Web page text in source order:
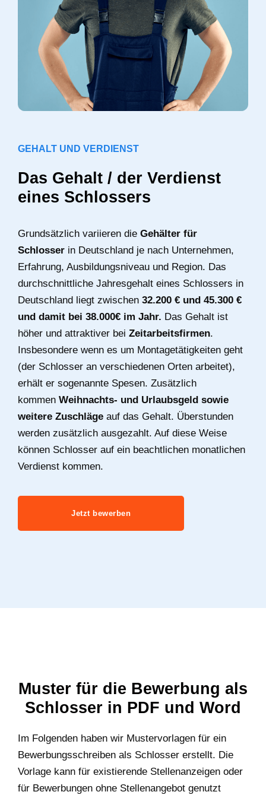
GEHALT UND VERDIENST
Das Gehalt / der Verdienst
eines Schlossers
Grundsätzlich variieren die Gehälter für
Schlosser in Deutschland je nach Unternehmen,
Erfahrung, Ausbildungsniveau und Region. Das
durchschnittliche Jahresgehalt eines Schlossers in
Deutschland liegt zwischen 32.200 € und 45.300 €
und damit bei 38.000€ im Jahr. Das Gehalt ist
höher und attraktiver bei Zeitarbeitsfirmen.
Insbesondere wenn es um Montagetätigkeiten geht
(der Schlosser an verschiedenen Orten arbeitet),
erhält er sogenannte Spesen. Zusätzlich
kommen Weihnachts- und Urlaubsgeld sowie
weitere Zuschläge auf das Gehalt. Überstunden
werden zusätzlich ausgezahlt. Auf diese Weise
können Schlosser auf ein beachtlichen monatlichen
Verdienst kommen.
Jetzt bewerben
Muster für die Bewerbung als
Schlosser in PDF und Word
Im Folgenden haben wir Mustervorlagen für ein
Bewerbungsschreiben als Schlosser erstellt. Die
Vorlage kann für existierende Stellenanzeigen oder
für Bewerbungen ohne Stellenangebot genutzt